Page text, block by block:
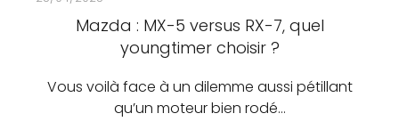
Mazda : MX-5 versus RX-7, quel
youngtimer choisir ?
Vous voilà face à un dilemme aussi pétillant
qu’un moteur bien rodé…